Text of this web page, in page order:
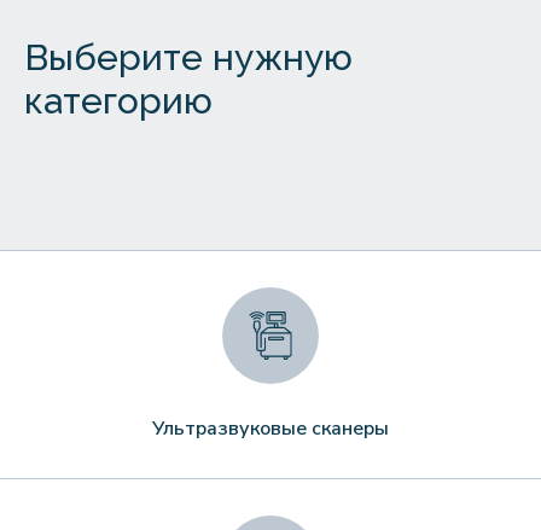
Выберите нужную
категорию
Ультразвуковые сканеры